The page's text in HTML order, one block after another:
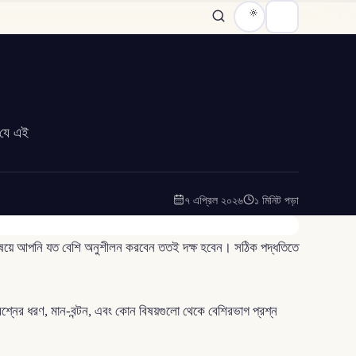
এই
৭ এপ্রিল ২০২৬ ১ মিনিট পড়া
আপনি যত বেশি অনুশীলন করবেন ততই দক্ষ হবেন। সঠিক পদ্ধতিতে
ধরণ, মান-বন্টন, এবং কোন বিষয়গুলো থেকে বেশিরভাগ প্রশ্ন